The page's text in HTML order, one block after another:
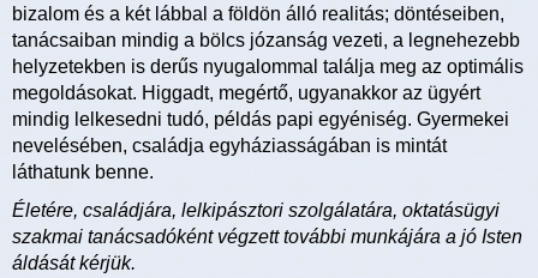
bizalom és a két lábbal a földön álló realitás; döntéseiben,
tanácsaiban mindig a bölcs józanság vezeti, a legnehezebb
helyzetekben is derűs nyugalommal találja meg az optimális
megoldásokat. Higgadt, megértő, ugyanakkor az ügyért
mindig lelkesedni tudó, példás papi egyéniség. Gyermekei
nevelésében, családja egyháziasságában is mintát
láthatunk benne.
Életére, családjára, lelkipásztori szolgálatára, oktatásügyi
szakmai tanácsadóként végzett további munkájára a jó Isten
áldását kérjük.